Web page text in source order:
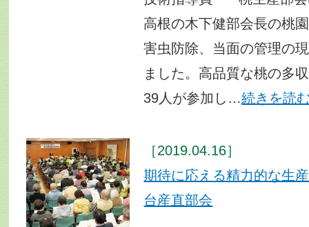
高根の木下健部会長の桃
害虫防除、当面の管理の
ました。高品質な桃の多
39人が参加し…続きを読
［2019.04.16］
期待に応える精力的な
台産直部会